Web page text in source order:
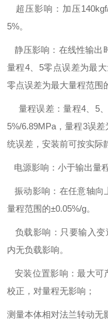
超压影响：加压
5%。
静压影响：在线性输出
量程4、5零点误差为最
零点误差为最大量程范围
量程误差：量程4、5、
5%/6.89MPa，量程3误
统误差，安装前可按实际
电源影响：小于输出量
振动影响：在任意轴向
量程范围的±0.05%/g。
负载影响：只要输入变
内无负载影响。
安装位置影响：最大可
校正，对量程无影响；
测量本体相对法兰转动无